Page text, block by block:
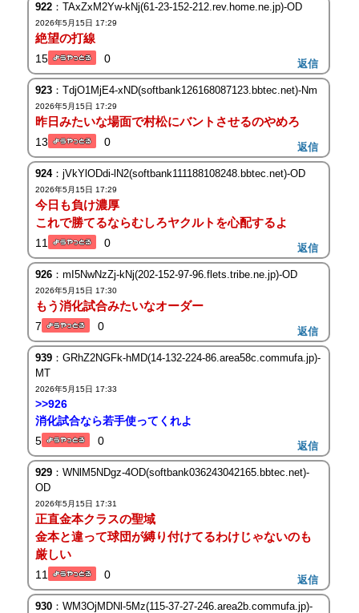
922：TAxZxM2Yw-kNj(61-23-152-212.rev.home.ne.jp)-OD
2026年5月15日 17:29
絶望の打線
15 0 返信
923：TdjO1MjE4-xND(softbank126168087123.bbtec.net)-Nm
2026年5月15日 17:29
昨日みたいな場面で村松にバントさせるのやめろ
13 0 返信
924：jVkYlODdi-lN2(softbank111188108248.bbtec.net)-OD
2026年5月15日 17:29
今日も負け濃厚
これで勝てるならむしろヤクルトを心配するよ
11 0 返信
926：mI5NwNzZj-kNj(202-152-97-96.flets.tribe.ne.jp)-OD
2026年5月15日 17:30
もう消化試合みたいなオーダー
7 0 返信
939：GRhZ2NGFk-hMD(14-132-224-86.area58c.commufa.jp)-
MT
2026年5月15日 17:33
>>926
消化試合なら若手使ってくれよ
5
0 返信
929：WNlM5NDgz-4OD(softbank036243042165.bbtec.net)-
OD
2026年5月15日 17:31
正直金本クラスの聖域
金本と違って球団が縛り付けてるわけじゃないのも
厳しい
11 0 返信
930：WM3OjMDNl-5Mz(115-37-27-246.area2b.commufa.jp)-